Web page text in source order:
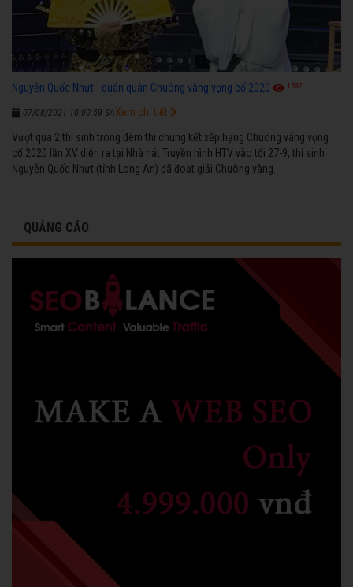
Nguyễn Quốc Nhựt - quán quân Chuông vàng vọng cổ 2020 1692
07/08/2021 10:00:59 SA
Vượt qua 2 thí sinh trong đêm thi chung kết xếp hạng Chuông vàng vọng
cổ 2020 lần XV diễn ra tại Nhà hát Truyền hình HTV vào tối 27-9, thí sinh
Nguyễn Quốc Nhựt (tỉnh Long An) đã đoạt giải Chuông vàng.
Xem chi tiết
QUẢNG CÁO